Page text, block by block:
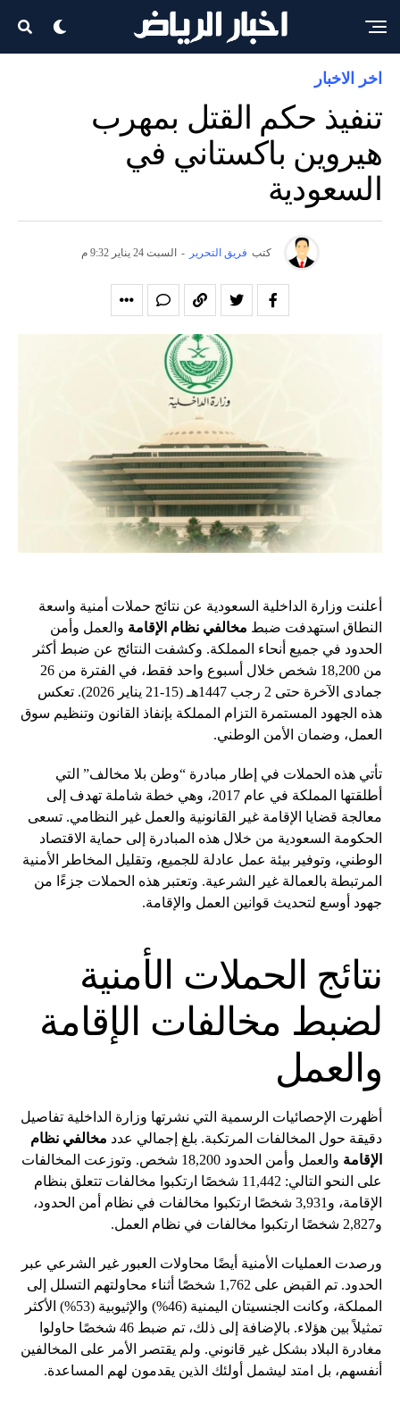
اخر الاخبار
تنفيذ حكم القتل بمهرب
هيروين باكستاني في
السعودية
كتب فريق التحرير - السبت 24 يناير 9:32 م
أعلنت وزارة الداخلية السعودية عن نتائج حملات أمنية واسعة
النطاق استهدفت ضبط مخالفي نظام الإقامة والعمل وأمن
الحدود في جميع أنحاء المملكة. وكشفت النتائج عن ضبط أكثر
من 18,200 شخص خلال أسبوع واحد فقط، في الفترة من 26
جمادى الآخرة حتى 2 رجب 1447هـ (15-21 يناير 2026). تعكس
هذه الجهود المستمرة التزام المملكة بإنفاذ القانون وتنظيم سوق
العمل، وضمان الأمن الوطني.
تأتي هذه الحملات في إطار مبادرة “وطن بلا مخالف” التي
أطلقتها المملكة في عام 2017، وهي خطة شاملة تهدف إلى
معالجة قضايا الإقامة غير القانونية والعمل غير النظامي. تسعى
الحكومة السعودية من خلال هذه المبادرة إلى حماية الاقتصاد
الوطني، وتوفير بيئة عمل عادلة للجميع، وتقليل المخاطر الأمنية
المرتبطة بالعمالة غير الشرعية. وتعتبر هذه الحملات جزءًا من
جهود أوسع لتحديث قوانين العمل والإقامة.
نتائج الحملات الأمنية
لضبط مخالفات الإقامة
والعمل
أظهرت الإحصائيات الرسمية التي نشرتها وزارة الداخلية تفاصيل
دقيقة حول المخالفات المرتكبة. بلغ إجمالي عدد مخالفي نظام
الإقامة
والعمل وأمن الحدود 18,200 شخص. وتوزعت المخالفات
على النحو التالي: 11,442 شخصًا ارتكبوا مخالفات تتعلق بنظام
الإقامة، و3,931 شخصًا ارتكبوا مخالفات في نظام أمن الحدود،
و2,827 شخصًا ارتكبوا مخالفات في نظام العمل.
ورصدت العمليات الأمنية أيضًا محاولات العبور غير الشرعي عبر
الحدود. تم القبض على 1,762 شخصًا أثناء محاولتهم التسلل إلى
المملكة، وكانت الجنسيتان اليمنية (46%) والإثيوبية (53%) الأكثر
تمثيلاً بين هؤلاء. بالإضافة إلى ذلك، تم ضبط 46 شخصًا حاولوا
مغادرة البلاد بشكل غير قانوني. ولم يقتصر الأمر على المخالفين
أنفسهم، بل امتد ليشمل أولئك الذين يقدمون لهم المساعدة.